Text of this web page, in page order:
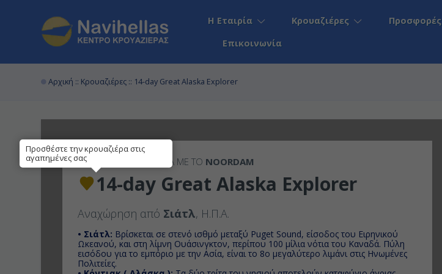
Η Εταιρία Κρουαζιέρες Προσφορές
Επικοινωνία
Αρχική :: Κρουαζιέρες :: 14-day Great Alaska Explorer
14ΉΜΕΡΗ ΚΡΟΥΑΖΙΕΡΑ ΜΕ ΤΟ NOORDAM
14-day Great Alaska Explorer
Αναχώρηση από Σιάτλ, Η.Π.Α.
• Σιάτλ: Βρίσκεται σε στενό ισθμό μεταξύ Puget Sound, είσοδος του Ειρηνικού
Ωκεανού, και στη λίμνη Ουάσινγκτον, περίπου 100 μίλια νότια του Καναδά. Πύλη
εισόδου για το εμπόριο με την Ασία, είναι το 8ο μεγαλύτερο λιμάνι στις Ηνωμένες
Πολιτείες.
Προσθέστε την κρουαζιέρα στις
αγαπημένες σας